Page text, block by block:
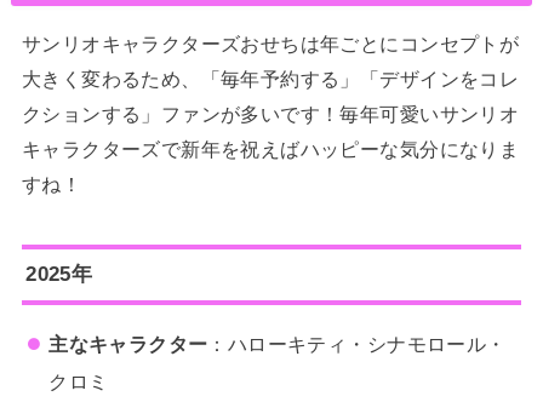
サンリオキャラクターズおせちは年ごとにコンセプトが
大きく変わるため、「毎年予約する」「デザインをコレ
クションする」ファンが多いです！毎年可愛いサンリオ
キャラクターズで新年を祝えばハッピーな気分になりま
すね！
2025年
主なキャラクター ：ハローキティ・シナモロール・
クロミ